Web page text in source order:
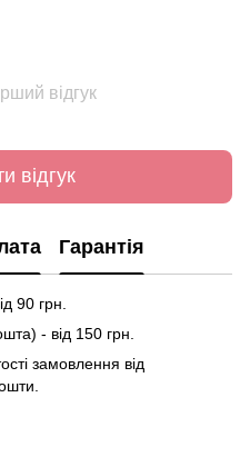
відгук
відгук
Гарантія
90 грн.
- від 150 грн.
замовлення від